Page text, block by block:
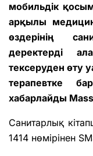
мобильдік
арқылы
өздерінің
деректерді
тексеруден өту
терапевтке
хабарлайды
Санитарлық
1414 нөмірінен